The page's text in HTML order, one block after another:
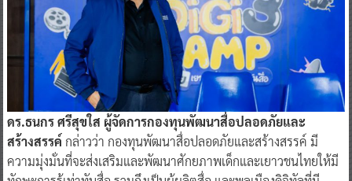
ดร.ธนกร ศรีสุขใส ผู้จัดการกองทุนพัฒนาสื่อปลอดภัยและ
สร้างสรรค์ กล่าวว่า กองทุนพัฒนาสื่อปลอดภัยและสร้างสรรค์ มี
ความมุ่งมั่นที่จะส่งเสริมและพัฒนาศักยภาพเด็กและเยาวชนไทยให้มี